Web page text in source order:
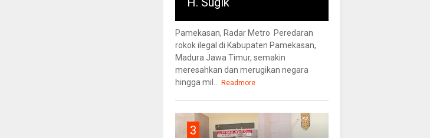
Pamekasan, Radar Metro Peredaran
rokok ilegal di Kabupaten Pamekasan,
Madura Jawa Timur, semakin
meresahkan dan merugikan negara
hingga mil...
Readmore
3